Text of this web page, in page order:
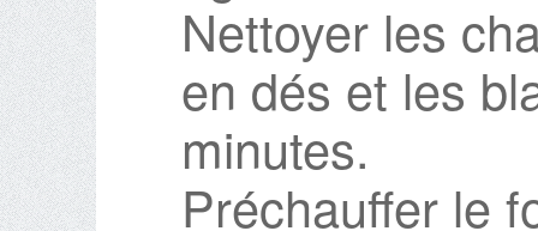
Nettoyer les
en dés et les
minutes.
Préchauffer le